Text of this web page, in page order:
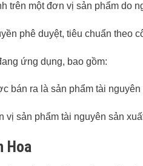
trên một đơn vị sản phẩm do
phê duyệt, tiêu chuẩn theo
ứng dụng, bao gồm:
bán ra là sản phẩm tài
sản phẩm tài nguyên sản
Hoa